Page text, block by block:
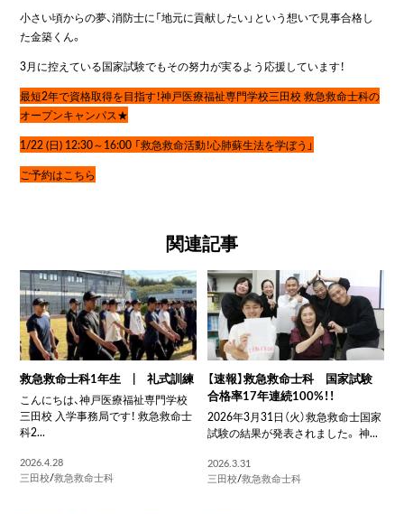
小さい頃からの夢、消防士に「地元に貢献したい」という想いで見事合格し
た金築くん。
3月に控えている国家試験でもその努力が実るよう応援しています！
最短2年で資格取得を目指す！神戸医療福祉専門学校三田校 救急救命士科の
オープンキャンパス★
1/22 (日) 12:30～16:00 「救急救命活動！心肺蘇生法を学ぼう」
ご予約はこちら
関連記事
救急救命士科1年生 | 礼式訓練
こんにちは、神戸医療福祉専門学校
三田校 入学事務局です！ 救急救命士
科2...
2026.4.28
三田校/救急救命士科
【速報】救急救命士科 国家試験
合格率17年連続100%！！
2026年3月31日（火）救急救命士国家
試験の結果が発表されました。 神...
2026.3.31
三田校/救急救命士科